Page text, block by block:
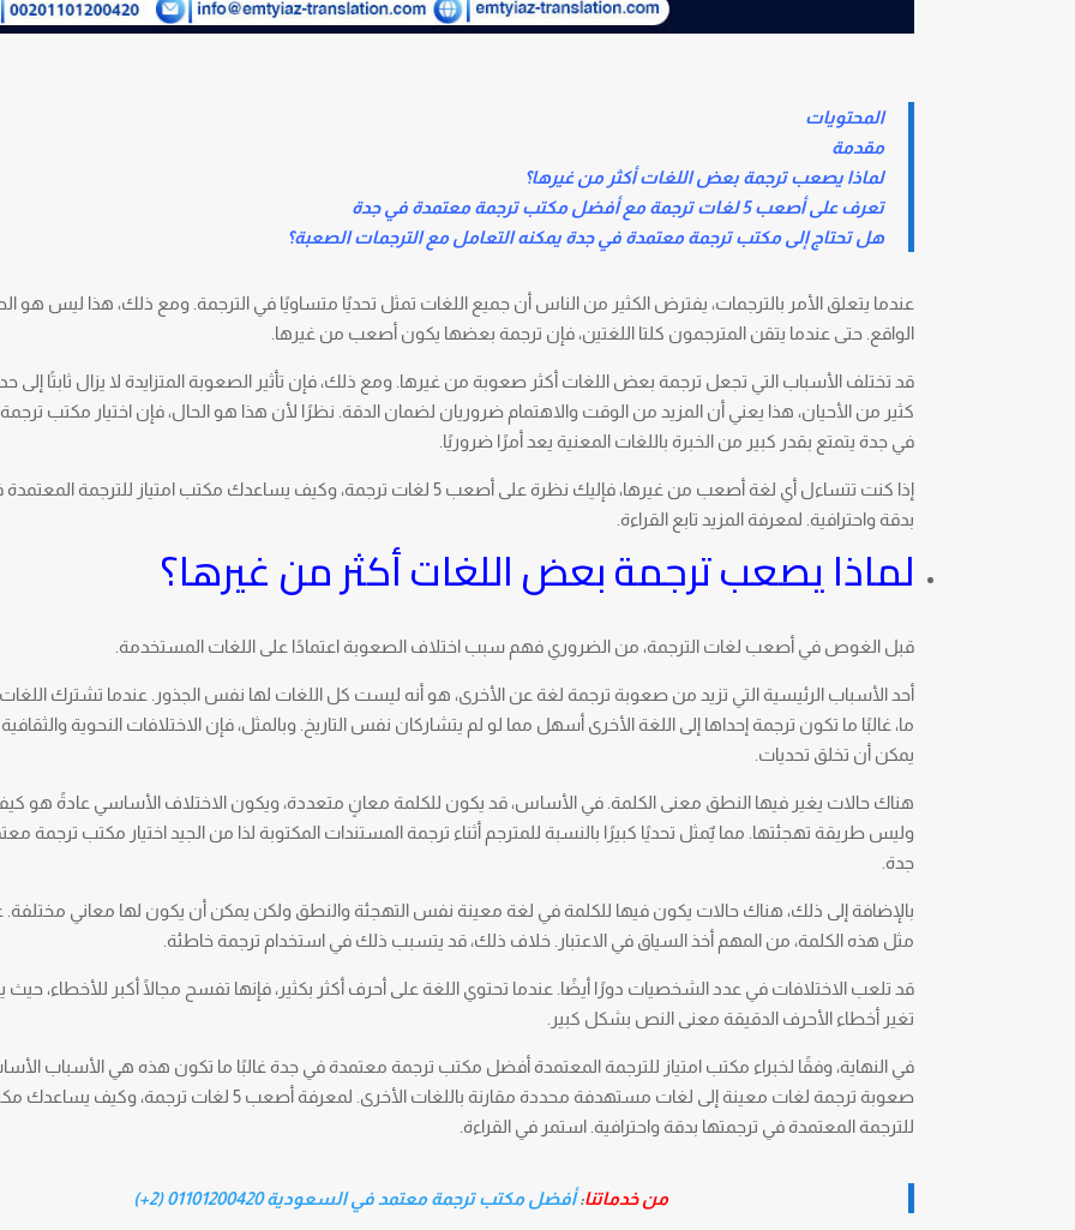
المحتويات
مقدمة
لماذا يصعب ترجمة بعض اللغات أكثر من غيرها؟
تعرف على أصعب 5 لغات ترجمة مع أفضل مكتب ترجمة معتمدة في جدة
هل تحتاج إلى مكتب ترجمة معتمدة في جدة يمكنه التعامل مع الترجمات الصعبة؟
عندما يتعلق الأمر بالترجمات، يفترض الكثير من الناس أن جميع اللغات تمثل تحديًا متساويًا في الترجمة. ومع ذلك، هذا ليس هو
الواقع. حتى عندما يتقن المترجمون كلتا اللغتين، فإن ترجمة بعضها يكون أصعب من غيرها.
قد تختلف الأسباب التي تجعل ترجمة بعض اللغات أكثر صعوبة من غيرها. ومع ذلك، فإن تأثير الصعوبة المتزايدة لا يزال ثابتًا إلى
كثير من الأحيان، هذا يعني أن المزيد من الوقت والاهتمام ضروريان لضمان الدقة. نظرًا لأن هذا هو الحال، فإن اختيار مكتب
في جدة يتمتع بقدر كبير من الخبرة باللغات المعنية يعد أمرًا ضروريًا.
إذا كنت تتساءل أي لغة أصعب من غيرها، فإليك نظرة على أصعب 5 لغات ترجمة، وكيف يساعدك مكتب امتياز للترجمة
بدقة واحترافية. لمعرفة المزيد تابع القراءة.
لماذا يصعب ترجمة بعض اللغات أكثر من غيرها؟
قبل الغوص في أصعب لغات الترجمة، من الضروري فهم سبب اختلاف الصعوبة اعتمادًا على اللغات المستخدمة.
أحد الأسباب الرئيسية التي تزيد من صعوبة ترجمة لغة عن الأخرى، هو أنه ليست كل اللغات لها نفس الجذور. عندما تشترك
ما، غالبًا ما تكون ترجمة إحداها إلى اللغة الأخرى أسهل مما لو لم يتشاركان نفس التاريخ. وبالمثل، فإن الاختلافات النحوية
يمكن أن تخلق تحديات.
هناك حالات يغير فيها النطق معنى الكلمة. في الأساس، قد يكون للكلمة معانٍ متعددة، ويكون الاختلاف الأساسي عادةً هو
وليس طريقة تهجئتها. مما يٌمثل تحديًا كبيرًا بالنسبة للمترجم أثناء ترجمة المستندات المكتوبة لذا من الجيد اختيار مكتب ترجمة
جدة.
بالإضافة إلى ذلك، هناك حالات يكون فيها للكلمة في لغة معينة نفس التهجئة والنطق ولكن يمكن أن يكون لها معاني مختلفة.
مثل هذه الكلمة، من المهم أخذ السياق في الاعتبار. خلاف ذلك، قد يتسبب ذلك في استخدام ترجمة خاطئة.
قد تلعب الاختلافات في عدد الشخصيات دورًا أيضًا. عندما تحتوي اللغة على أحرف أكثر بكثير، فإنها تفسح مجالًا أكبر للأخطاء، حيث
تغير أخطاء الأحرف الدقيقة معنى النص بشكل كبير.
في النهاية، وفقًا لخبراء مكتب امتياز للترجمة المعتمدة أفضل مكتب ترجمة معتمدة في جدة غالبًا ما تكون هذه هي الأسباب
صعوبة ترجمة لغات معينة إلى لغات مستهدفة محددة مقارنة باللغات الأخرى. لمعرفة أصعب 5 لغات
للترجمة المعتمدة في ترجمتها بدقة واحترافية. استمر في القراءة.
من خدماتنا:أفضل مكتب ترجمة معتمد في السعودية 01101200420 (2+)